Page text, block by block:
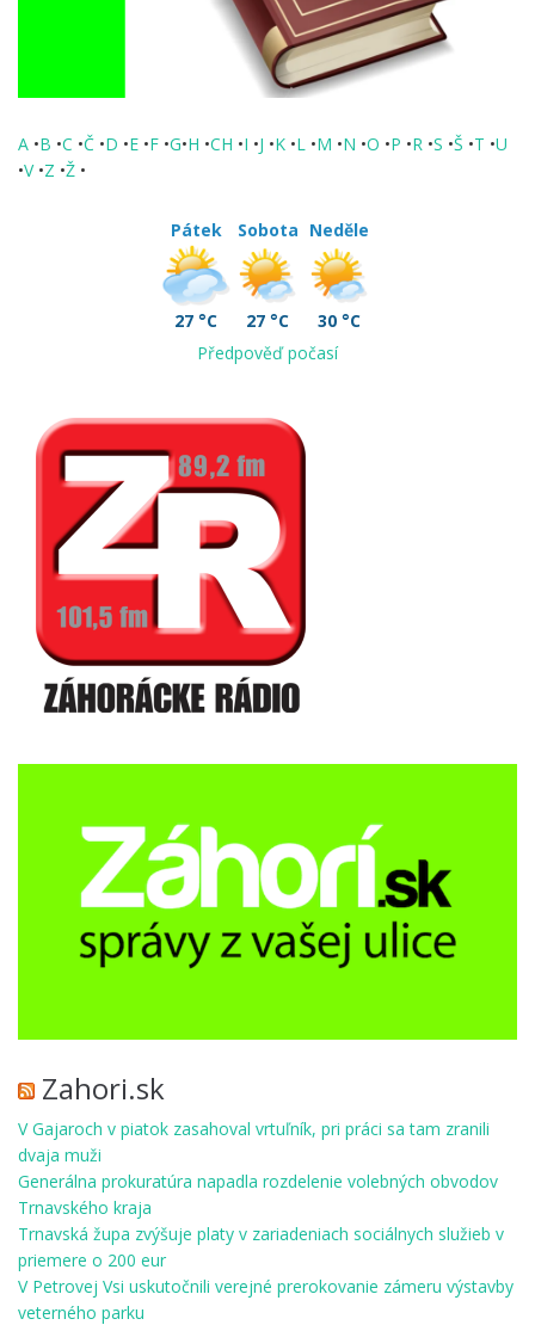
A •B •C •Č •D •E •F •G•H •CH •I •J •K •L •M •N •O •P •R •S •Š •T •U
•V •Z •Ž •
Pátek
27 °C
Sobota
27 °C
Neděle
30 °C
Předpověď počasí
Zahori.sk
V Gajaroch v piatok zasahoval vrtuľník, pri práci sa tam zranili
dvaja muži
Generálna prokuratúra napadla rozdelenie volebných obvodov
Trnavského kraja
Trnavská župa zvýšuje platy v zariadeniach sociálnych služieb v
priemere o 200 eur
V Petrovej Vsi uskutočnili verejné prerokovanie zámeru výstavby
veterného parku